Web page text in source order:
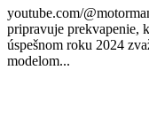
youtube.com/
pripravuje prekvapenie,
úspešnom roku 2024
modelom...